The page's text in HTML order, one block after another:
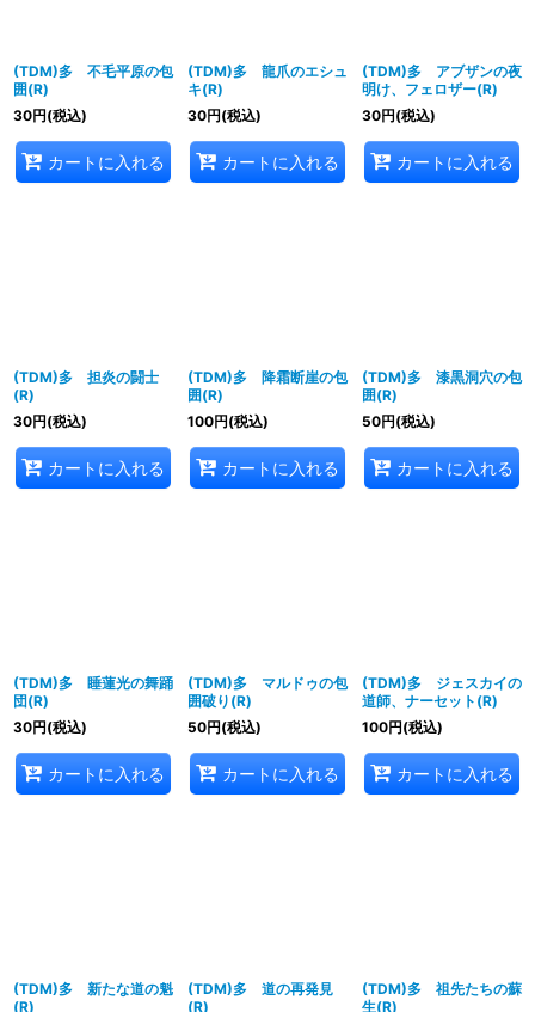
(TDM)多 不毛平原の包
囲(R)
30円(税込)
カートに入れる
(TDM)多 龍爪のエシュ
キ(R)
30円(税込)
カートに入れる
(TDM)多 アブザンの夜
明け、フェロザー(R)
30円(税込)
カートに入れる
(TDM)多 担炎の闘士
(R)
30円(税込)
カートに入れる
(TDM)多 降霜断崖の包
囲(R)
100円(税込)
カートに入れる
(TDM)多 漆黒洞穴の包
囲(R)
50円(税込)
カートに入れる
(TDM)多 睡蓮光の舞踊
団(R)
30円(税込)
カートに入れる
(TDM)多 マルドゥの包
囲破り(R)
50円(税込)
カートに入れる
(TDM)多 ジェスカイの
道師、ナーセット(R)
100円(税込)
カートに入れる
(TDM)多 新たな道の魁
(R)
(TDM)多 道の再発見
(R)
(TDM)多 祖先たちの蘇
生(R)